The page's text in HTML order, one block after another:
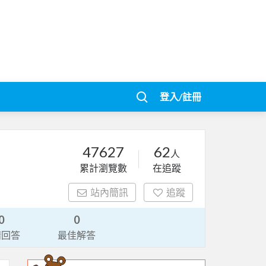
登入/註冊
47627
累計瀏覽數
62 人
在追蹤
站內簡訊 追蹤
答
0
最佳解答